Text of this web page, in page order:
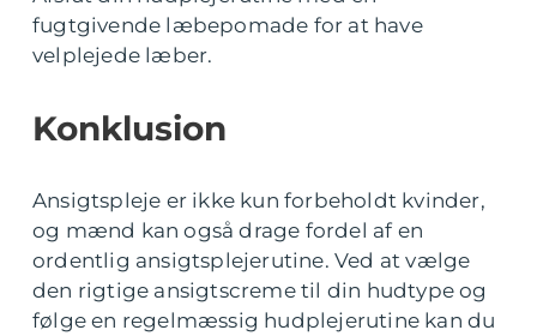
fugtgivende læbepomade for at have
velplejede læber.
Konklusion
Ansigtspleje er ikke kun forbeholdt kvinder,
og mænd kan også drage fordel af en
ordentlig ansigtsplejerutine. Ved at vælge
den rigtige ansigtscreme til din hudtype og
følge en regelmæssig hudplejerutine kan du